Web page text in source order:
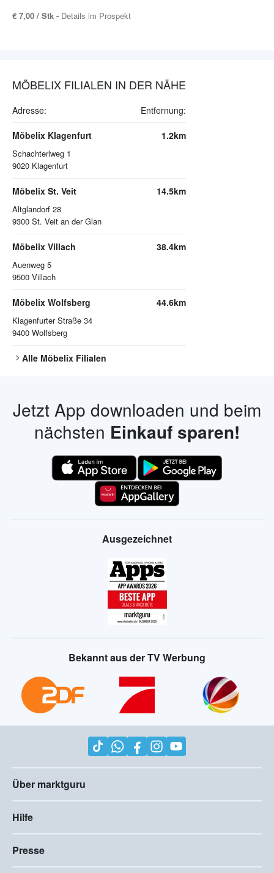
€ 7,00 / Stk - Details im Prospekt
MÖBELIX FILIALEN IN DER NÄHE
Adresse: Entfernung:
Möbelix Klagenfurt
Schachterlweg 1
9020 Klagenfurt
1.2km
Möbelix St. Veit
Altglandorf 28
9300 St. Veit an der Glan
14.5km
Möbelix Villach
Auenweg 5
9500 Villach
38.4km
Möbelix Wolfsberg
Klagenfurter Straße 34
9400 Wolfsberg
44.6km
Alle Möbelix Filialen
Jetzt App downloaden und beim
nächsten Einkauf sparen!
Ausgezeichnet
Bekannt aus der TV Werbung
Über marktguru
Hilfe
Presse